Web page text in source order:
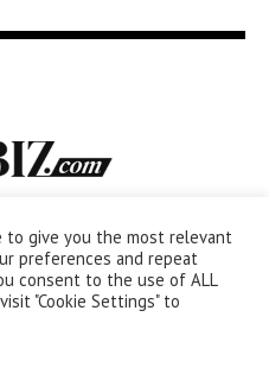
to give you the most relevant
preferences and repeat
consent to the use of ALL
"Cookie Settings" to